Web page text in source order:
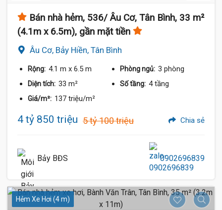
Bán nhà hẻm, 536/ Âu Cơ, Tân Bình, 33 m²
(4.1m x 6.5m), gần mặt tiền
Âu Cơ, Bảy Hiền, Tân Bình
Rộng: 4.1 m x 6.5 m Phòng ngủ: 3 phòng
Diện tích: 33 m² Số tầng: 4 tầng
Giá/m²: 137 triệu/m²
4 tỷ 850 triệu 5 tỷ 100 triệu Chia sẻ
Bảy BĐS 0902696839
Hẻm Xe Hơi (4 m)